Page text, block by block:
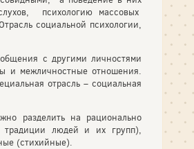
психологию массовых
социальной психологии,
с другими личностями
и межличностные отношения.
отрасль – социальная
разделить на рационально
традиции людей и их групп),
(стихийные).